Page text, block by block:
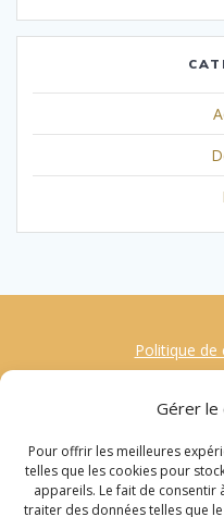
Gérer le
Pour offrir les meilleures
telles que les cookies pour
appareils. Le fait de consentir
traiter des données telles que
Politique de
Gestion